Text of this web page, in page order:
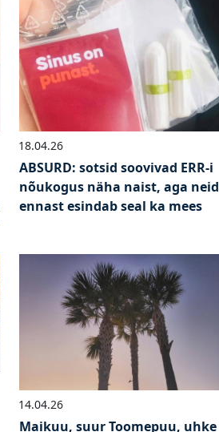
18.04.26
ABSURD: sotsid soovivad ERR-i
nõukogus näha naist, aga neid
ennast esindab seal ka mees
14.04.26
Maikuu, suur Toomepuu, uhke